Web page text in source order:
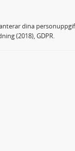
dina
(2018), GDPR.